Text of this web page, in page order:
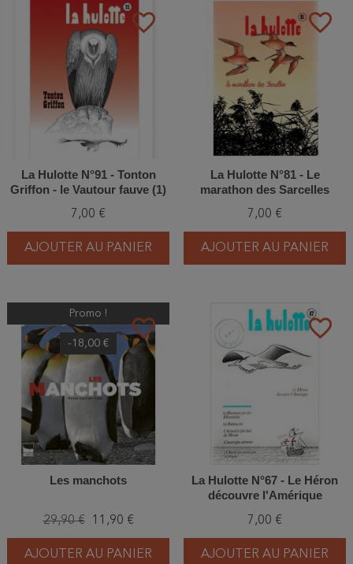
favorite_border
La Hulotte N°91 - Tonton
Griffon - le Vautour fauve (1)
7,00 €
AJOUTER AU PANIER
favorite_border
La Hulotte N°81 - Le
marathon des Sarcelles
7,00 €
AJOUTER AU PANIER
favorite_border
Promo !
-18,00 €
Les manchots
29,90 € 11,90 €
AJOUTER AU PANIER
favorite_border
La Hulotte N°67 - Le Héron
découvre l'Amérique
7,00 €
AJOUTER AU PANIER